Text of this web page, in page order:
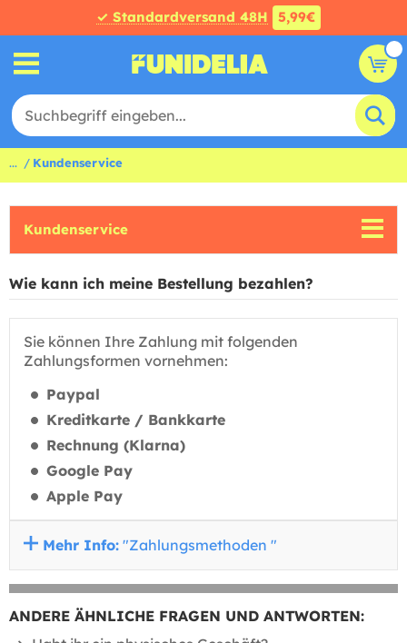
✓ Standardversand 48H 5,99€
... Kundenservice
Kundenservice
Wie kann ich meine Bestellung bezahlen?
Sie können Ihre Zahlung mit folgenden
Zahlungsformen vornehmen:
Paypal
Kreditkarte / Bankkarte
Rechnung (Klarna)
Google Pay
Apple Pay
Mehr Info: "Zahlungsmethoden "
ANDERE ÄHNLICHE FRAGEN UND ANTWORTEN: